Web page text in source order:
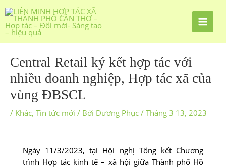
Central Retail ký kết hợp tác với
nhiều doanh nghiệp, Hợp tác xã của
vùng ĐBSCL
/ Khác, Tin tức mới / Bởi Dương Phục / Tháng 3 13, 2023
Ngày 11/3/2023, tại Hội nghị Tổng kết Chương
trình Hợp tác kinh tế – xã hội giữa Thành phố Hồ